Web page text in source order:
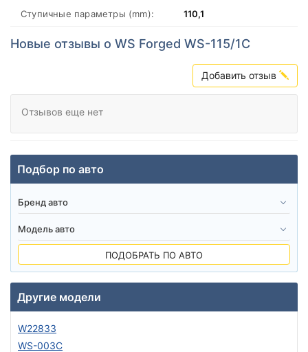
Ступичные параметры (mm):
110,1
Новые отзывы о WS Forged WS-115/1C
Добавить отзыв
Отзывов еще нет
Подбор по авто
ПОДОБРАТЬ ПО АВТО
Другие модели
W22833
WS-003C